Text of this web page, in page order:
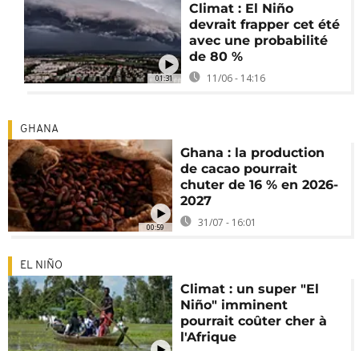
01:31
Climat : El Niño
devrait frapper cet été
avec une probabilité
de 80 %
11/06 - 14:16
00:59
GHANA
Ghana : la production
de cacao pourrait
chuter de 16 % en 2026-
2027
31/07 - 16:01
EL NIÑO
Climat : un super "El
Niño" imminent
pourrait coûter cher à
l'Afrique